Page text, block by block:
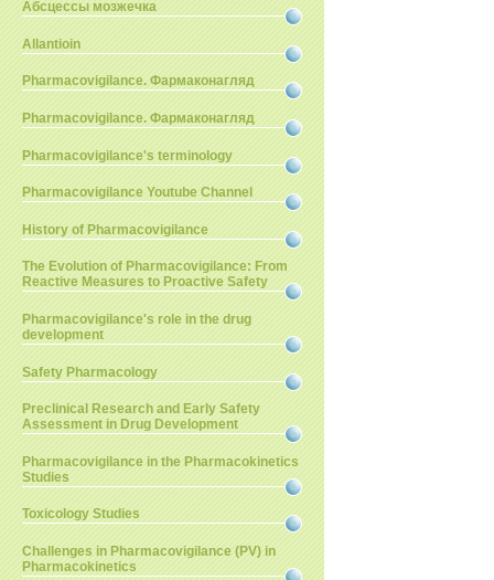
Абсцессы мозжечка
Allantioin
Pharmacovigilance. Фармаконагляд
Pharmacovigilance. Фармаконагляд
Pharmacovigilance's terminology
Pharmacovigilance Youtube Channel
History of Pharmacovigilance
The Evolution of Pharmacovigilance: From
Reactive Measures to Proactive Safety
Pharmacovigilance's role in the drug
development
Safety Pharmacology
Preclinical Research and Early Safety
Assessment in Drug Development
Pharmacovigilance in the Pharmacokinetics
Studies
Toxicology Studies
Challenges in Pharmacovigilance (PV) in
Pharmacokinetics